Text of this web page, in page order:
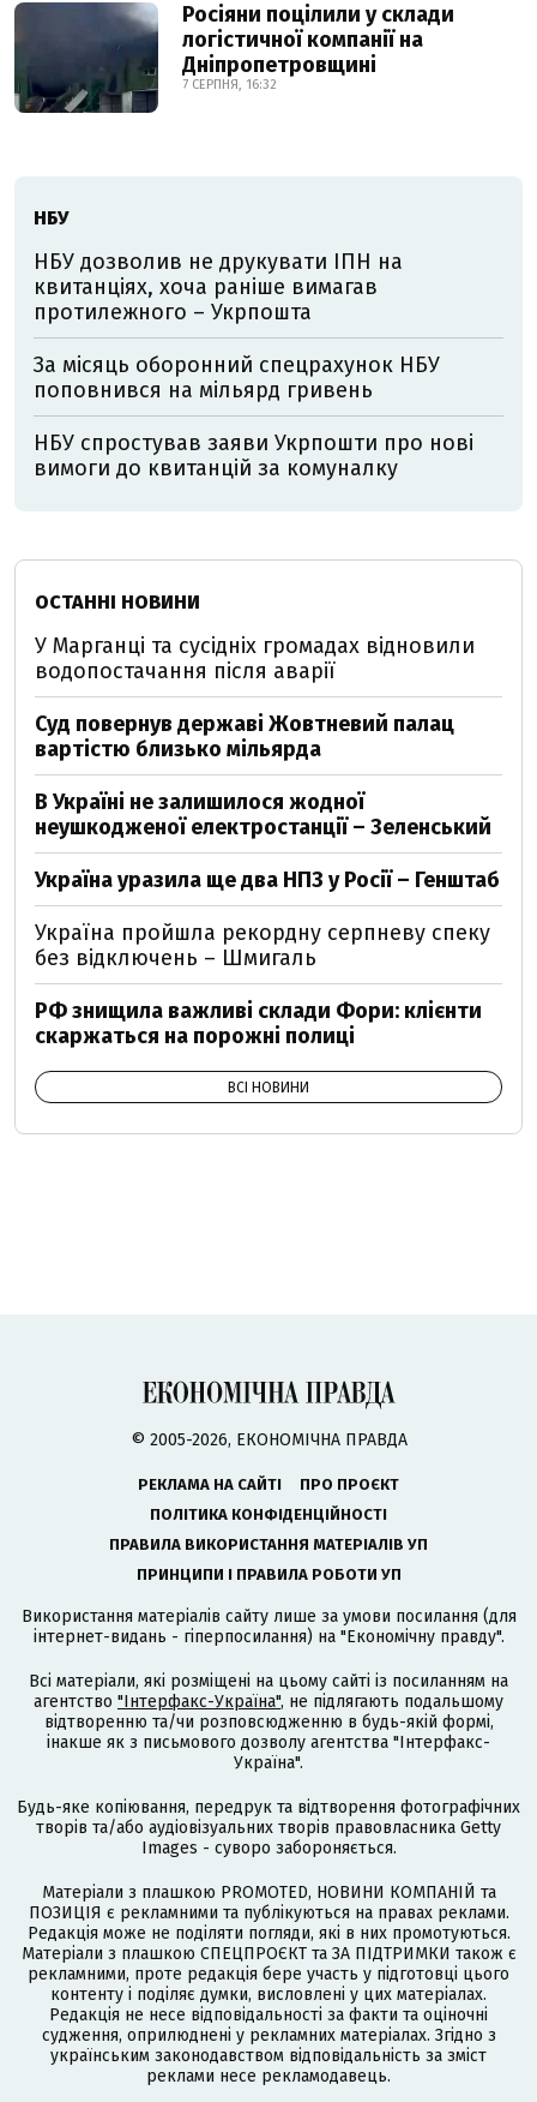
Росіяни поцілили у склади
логістичної компанії на
Дніпропетровщині
7 СЕРПНЯ, 16:32
НБУ
НБУ дозволив не друкувати ІПН на
квитанціях, хоча раніше вимагав
протилежного – Укрпошта
За місяць оборонний спецрахунок НБУ
поповнився на мільярд гривень
НБУ спростував заяви Укрпошти про нові
вимоги до квитанцій за комуналку
ОСТАННІ НОВИНИ
У Марганці та сусідніх громадах відновили
водопостачання після аварії
Суд повернув державі Жовтневий палац
вартістю близько мільярда
В Україні не залишилося жодної
неушкодженої електростанції – Зеленський
Україна уразила ще два НПЗ у Росії – Генштаб
Україна пройшла рекордну серпневу спеку
без відключень – Шмигаль
РФ знищила важливі склади Фори: клієнти
скаржаться на порожні полиці
ВСІ НОВИНИ
© 2005-2026, ЕКОНОМІЧНА ПРАВДА
РЕКЛАМА НА САЙТІ
ПРО ПРОЄКТ
ПОЛІТИКА КОНФІДЕНЦІЙНОСТІ
ПРАВИЛА ВИКОРИСТАННЯ МАТЕРІАЛІВ УП
ПРИНЦИПИ І ПРАВИЛА РОБОТИ УП
Використання матеріалів сайту лише за умови посилання (для
інтернет-видань - гіперпосилання) на "Економічну правду".
Всі матеріали, які розміщені на цьому сайті із посиланням на
агентство "Інтерфакс-Україна", не підлягають подальшому
відтворенню та/чи розповсюдженню в будь-якій формі,
інакше як з письмового дозволу агентства "Інтерфакс-
Україна".
Будь-яке копіювання, передрук та відтворення фотографічних
творів та/або аудіовізуальних творів правовласника Getty
Images - суворо забороняється.
Матеріали з плашкою PROMOTED, НОВИНИ КОМПАНІЙ та
ПОЗИЦІЯ є рекламними та публікуються на правах реклами.
Редакція може не поділяти погляди, які в них промотуються.
Матеріали з плашкою СПЕЦПРОЄКТ та ЗА ПІДТРИМКИ також є
рекламними, проте редакція бере участь у підготовці цього
контенту і поділяє думки, висловлені у цих матеріалах.
Редакція не несе відповідальності за факти та оціночні
судження, оприлюднені у рекламних матеріалах. Згідно з
українським законодавством відповідальність за зміст
реклами несе рекламодавець.